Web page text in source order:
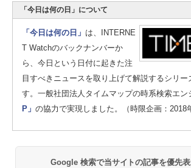
「今日は何の日」について
「今日は何の日」 は、INTERNE
T Watchのバックナンバーか
ら、今日という日付に起きた注
目すべきニュースを取り上げて解説するシリー
す。一般社団法人タイムマップの時系検索エン
P」 の協力で実現しました。（時限企画：2018
Google 検索で当サイトの記事を優先